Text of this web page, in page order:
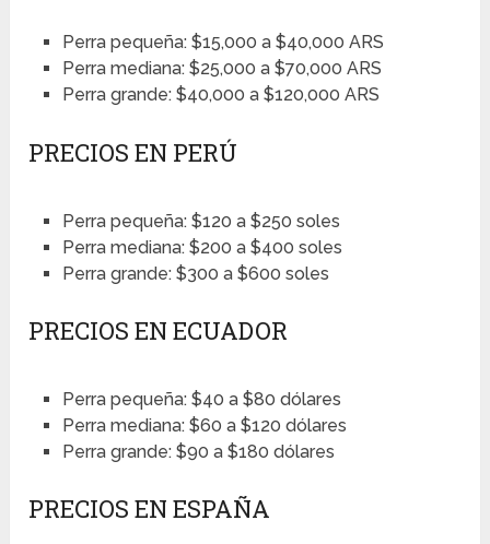
Perra pequeña: $15,000 a $40,000 ARS
Perra mediana: $25,000 a $70,000 ARS
Perra grande: $40,000 a $120,000 ARS
PRECIOS EN PERÚ
Perra pequeña: $120 a $250 soles
Perra mediana: $200 a $400 soles
Perra grande: $300 a $600 soles
PRECIOS EN ECUADOR
Perra pequeña: $40 a $80 dólares
Perra mediana: $60 a $120 dólares
Perra grande: $90 a $180 dólares
PRECIOS EN ESPAÑA